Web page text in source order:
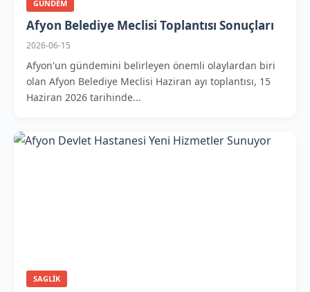
GUNDEM
Afyon Belediye Meclisi Toplantısı Sonuçları
2026-06-15
Afyon'un gündemini belirleyen önemli olaylardan biri
olan Afyon Belediye Meclisi Haziran ayı toplantısı, 15
Haziran 2026 tarihinde...
SAGLIK